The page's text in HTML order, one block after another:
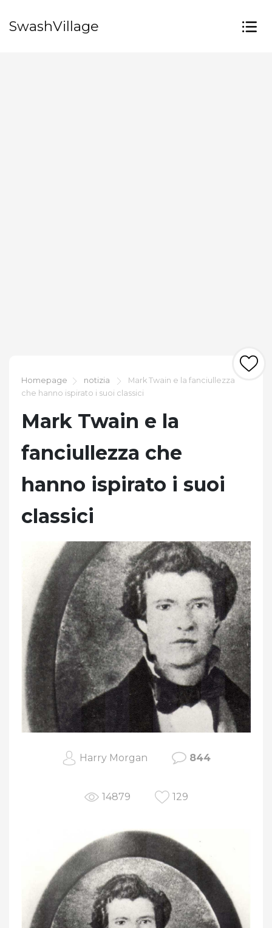
SwashVillage
Homepage notizia
Mark Twain e la fanciullezza
che hanno ispirato i suoi classici
Mark Twain e la
fanciullezza che
hanno ispirato i suoi
classici
Harry Morgan 844
14879 129